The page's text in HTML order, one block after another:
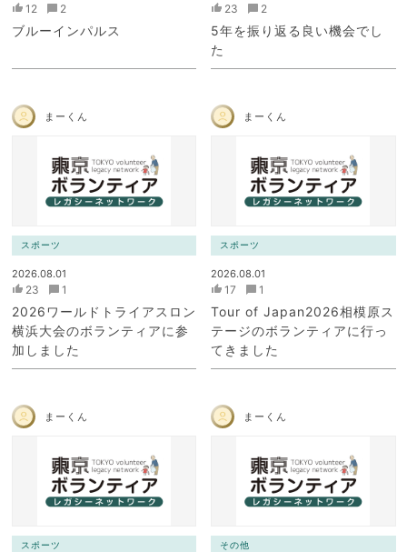
12 2
ブルーインパルス
23 2
5年を振り返る良い機会でし
た
まーくん
スポーツ
2026.08.01
23 1
2026ワールドトライアスロン
横浜大会のボランティアに参
加しました
まーくん
スポーツ
2026.08.01
17 1
Tour of Japan2026相模原ス
テージのボランティアに行っ
てきました
まーくん
スポーツ
まーくん
その他